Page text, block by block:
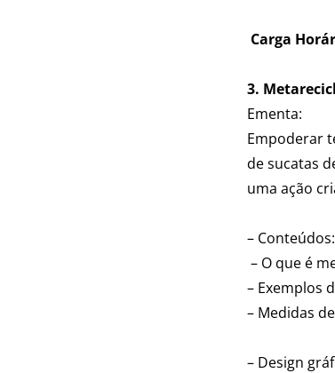
Carga
3.
Ementa:
Empoderar
de sucatas
uma ação
– Conteúdos:
– O que é
– Exemplos
– Medidas
– Design